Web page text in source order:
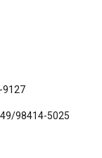
9127
98414-5025